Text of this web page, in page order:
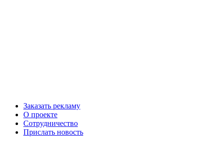
Заказать рекламу
О проекте
Сотрудничество
Прислать новость